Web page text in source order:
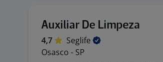
Auxiliar De Limpeza
4,7
Seglife
Osasco - SP